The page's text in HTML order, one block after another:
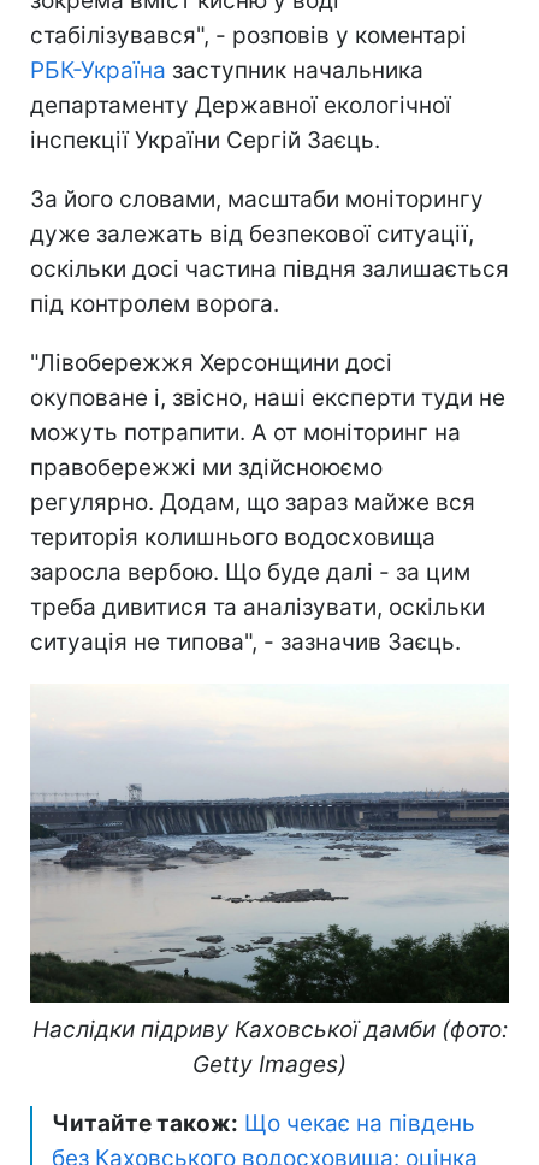
стабілізувався", - розповів у коментарі
РБК-Україна заступник начальника
департаменту Державної екологічної
інспекції України Сергій Заєць.
За його словами, масштаби моніторингу
дуже залежать від безпекової ситуації,
оскільки досі частина півдня залишається
під контролем ворога.
"Лівобережжя Херсонщини досі
окуповане і, звісно, наші експерти туди не
можуть потрапити. А от моніторинг на
правобережжі ми здійсноюємо
регулярно. Додам, що зараз майже вся
територія колишнього водосховища
заросла вербою. Що буде далі - за цим
треба дивитися та аналізувати, оскільки
ситуація не типова", - зазначив Заєць.
Наслідки підриву Каховської дамби (фото:
Getty Images)
Читайте також: Що чекає на південь
без Каховського водосховища: оцінка